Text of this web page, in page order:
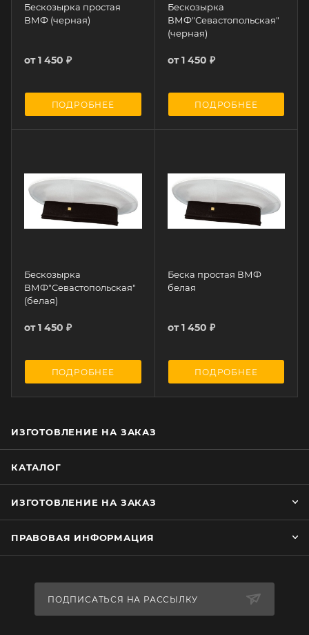
Бескозырка простая
ВМФ (черная)
от1 450 ₽
ПОДРОБНЕЕ
Бескозырка
ВМФ"Севастопольская"
(черная)
от1 450 ₽
ПОДРОБНЕЕ
Бескозырка
ВМФ"Севастопольская"
(белая)
от1 450 ₽
ПОДРОБНЕЕ
Беска простая ВМФ
белая
от1 450 ₽
ПОДРОБНЕЕ
ИЗГОТОВЛЕНИЕ НА ЗАКАЗ
КАТАЛОГ
ИЗГОТОВЛЕНИЕ НА ЗАКАЗ
ПРАВОВАЯ ИНФОРМАЦИЯ
ПОДПИСАТЬСЯ НА РАССЫЛКУ